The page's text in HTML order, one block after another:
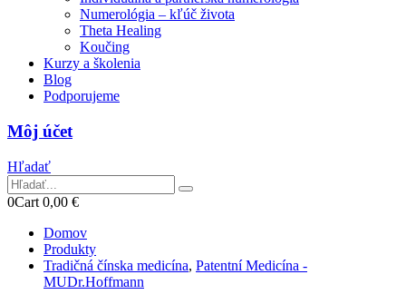
Numerológia – kľúč života
Theta Healing
Koučing
Kurzy a školenia
Blog
Podporujeme
Môj účet
Hľadať
0Cart 0,00 €
Domov
Produkty
Tradičná čínska medicína, Patentní Medicína -
MUDr.Hoffmann